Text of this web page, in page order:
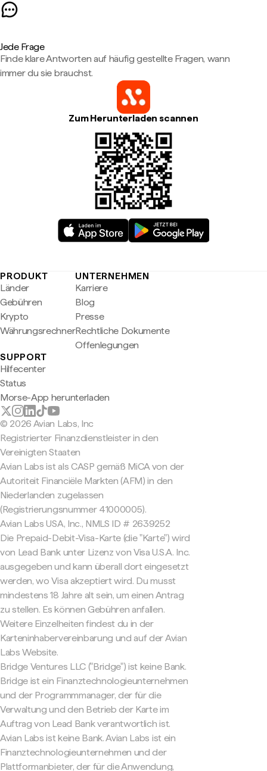
Jede Frage
Finde klare Antworten auf häufig gestellte Fragen, wann
immer du sie brauchst.
Zum Herunterladen scannen
PRODUKT
Länder
Gebühren
Krypto
Währungsrechner
UNTERNEHMEN
Karriere
Blog
Presse
Rechtliche Dokumente
Offenlegungen
SUPPORT
Hilfecenter
Status
Morse-App herunterladen
© 2026 Avian Labs, Inc
Registrierter Finanzdienstleister in den
Vereinigten Staaten
Avian Labs ist als CASP gemäß MiCA von der
Autoriteit Financiële Markten (AFM) in den
Niederlanden zugelassen
(Registrierungsnummer 41000005).
Avian Labs USA, Inc., NMLS ID # 2639252
Die Prepaid-Debit-Visa-Karte (die "Karte") wird
von Lead Bank unter Lizenz von Visa U.S.A. Inc.
ausgegeben und kann überall dort eingesetzt
werden, wo Visa akzeptiert wird. Du musst
mindestens 18 Jahre alt sein, um einen Antrag
zu stellen. Es können Gebühren anfallen.
Weitere Einzelheiten findest du in der
Karteninhabervereinbarung und auf der Avian
Labs Website.
Bridge Ventures LLC ("Bridge") ist keine Bank.
Bridge ist ein Finanztechnologieunternehmen
und der Programmmanager, der für die
Verwaltung und den Betrieb der Karte im
Auftrag von Lead Bank verantwortlich ist.
Avian Labs ist keine Bank. Avian Labs ist ein
Finanztechnologieunternehmen und der
Plattformanbieter, der für die Anwendung,